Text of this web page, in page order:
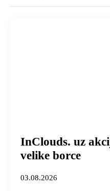
InClouds. uz
velike borce
03.08.2026